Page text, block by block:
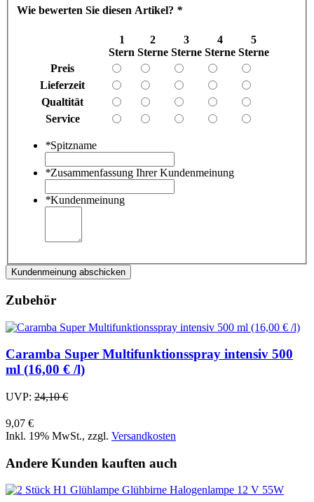
Wie bewerten Sie diesen Artikel? *
1
Stern
2
Sterne
3
Sterne
4
Sterne
5
Sterne
Preis
Lieferzeit
Qualtität
Service
*Spitzname
*Zusammenfassung Ihrer Kundenmeinung
*Kundenmeinung
Kundenmeinung abschicken
Zubehör
Caramba Super Multifunktionsspray intensiv 500
ml (16,00 € /l)
UVP: 24,10 €
9,07 €
Inkl. 19% MwSt., zzgl. Versandkosten
Andere Kunden kauften auch